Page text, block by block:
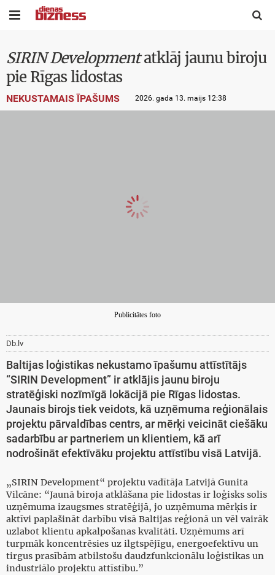
 
SIRIN Developmentatklāj jaunu biroju
pie Rīgas lidostas
NEKUSTAMAIS ĪPAŠUMS 2026. gada 13. maijs 12:38
Publicitātes foto
Db.lv
Baltijas loģistikas nekustamo īpašumu attīstītājs
“SIRIN Development” ir atklājis jaunu biroju
stratēģiski nozīmīgā lokācijā pie Rīgas lidostas.
Jaunais birojs tiek veidots, kā uzņēmuma reģionālais
projektu pārvaldības centrs, ar mērķi veicināt ciešāku
sadarbību ar partneriem un klientiem, kā arī
nodrošināt efektīvāku projektu attīstību visā Latvijā.
„SIRIN Development“ projektu vadītāja Latvijā Gunita
Vilcāne: “Jaunā biroja atklāšana pie lidostas ir loģisks solis
uzņēmuma izaugsmes stratēģijā, jo uzņēmuma mērķis ir
aktīvi paplašināt darbību visā Baltijas reģionā un vēl vairāk
uzlabot klientu apkalpošanas kvalitāti. Uzņēmums arī
turpmāk koncentrēsies uz ilgtspējīgu, energoefektīvu un
tirgus prasībām atbilstošu daudzfunkcionālu loģistikas un
industriālo projektu attīstību.”